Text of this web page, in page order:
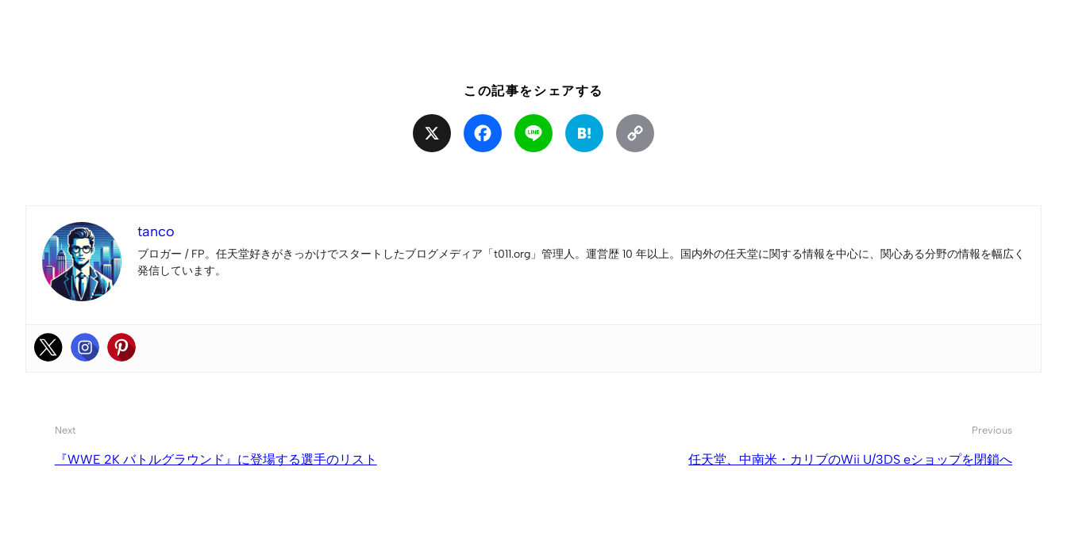
この記事をシェアする
Facebook Line Hatena
tanco
ブロガー / FP。任天堂好きがきっかけでスタートしたブログメディア「t011.org」管理人。運営歴 10 年以上。国内外の任天堂に関する情報を中心に、関心ある分野の情報を幅広く
発信しています。
Next
『WWE 2K バトルグラウンド』に登場する選手のリスト
Previous
任天堂、中南米・カリブのWii U/3DS eショップを閉鎖へ